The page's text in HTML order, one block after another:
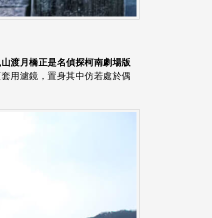
山渡月橋正是名偵探柯南劇場版
用濾鏡，置身其中仿若處於偶